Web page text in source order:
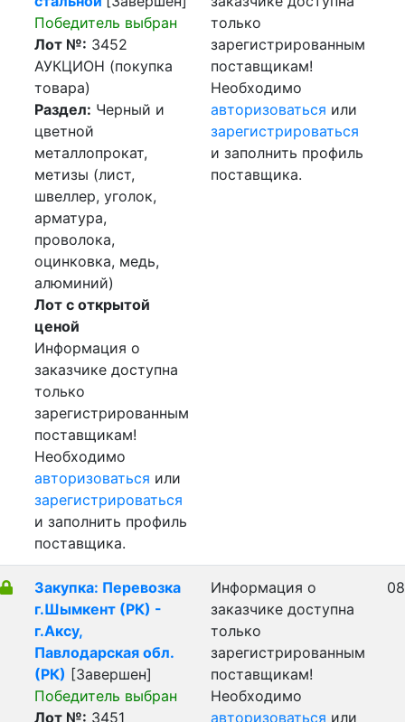
Победитель выбран
Лот №: 3452
АУКЦИОН (покупка
товара)
Раздел: Черный и
цветной
металлопрокат,
метизы (лист,
швеллер, уголок,
арматура,
проволока,
оцинковка, медь,
алюминий)
Лот с открытой
ценой
Информация о
заказчике доступна
только
зарегистрированным
поставщикам!
Необходимо
авторизоваться или
зарегистрироваться
и заполнить профиль
поставщика.
только
зарегистрированным
поставщикам!
Необходимо
авторизоваться или
зарегистрироваться
и заполнить профиль
поставщика.
Закупка: Перевозка
г.Шымкент (РК) -
г.Аксу,
Павлодарская обл.
(РК) [Завершен]
Победитель выбран
Лот №: 3451
Информация о
заказчике доступна
только
зарегистрированным
поставщикам!
Необходимо
авторизоваться или